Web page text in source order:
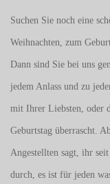
Suchen Sie noch eine
Weihnachten, zum
Dann sind Sie bei uns
jedem Anlass und zu
mit Ihrer Liebsten, oder
Geburtstag überrascht.
Angestellten sagt, ihr
durch, es ist für jeden